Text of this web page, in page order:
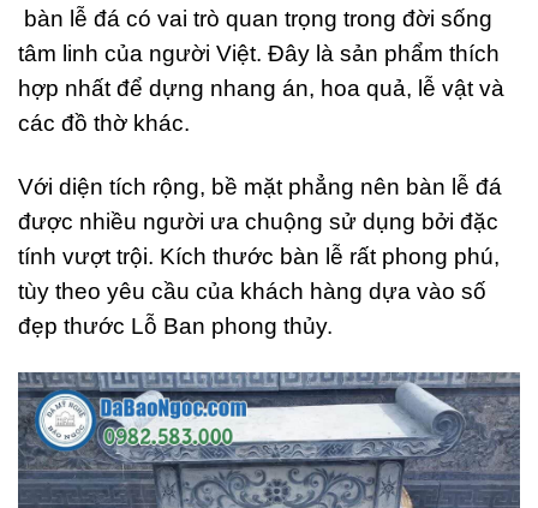
bàn lễ đá có vai trò quan trọng trong đời sống
tâm linh của người Việt. Đây là sản phẩm thích
hợp nhất để dựng nhang án, hoa quả, lễ vật và
các đồ thờ khác.
Với diện tích rộng, bề mặt phẳng nên bàn lễ đá
được nhiều người ưa chuộng sử dụng bởi đặc
tính vượt trội. Kích thước bàn lễ rất phong phú,
tùy theo yêu cầu của khách hàng dựa vào số
đẹp thước Lỗ Ban phong thủy.